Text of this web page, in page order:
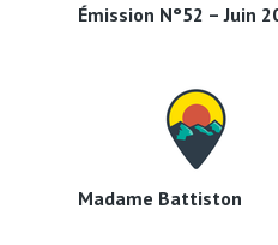
Émission N°52 – Juin
Madame Battiston